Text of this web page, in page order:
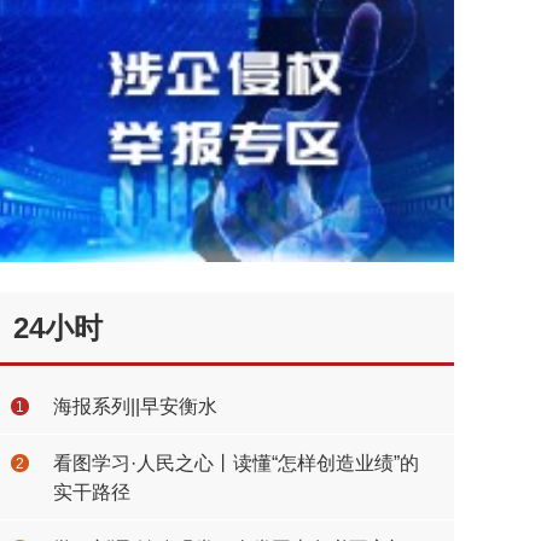
24小时
1 海报系列||早安衡水
2
看图学习·人民之心丨读懂“怎样创造业绩”的
实干路径